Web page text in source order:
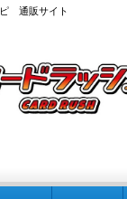
通販サイト